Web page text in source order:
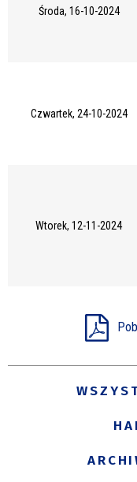
Środa, 16-10-2024
Czwartek, 24-10-2024
Wtorek, 12-11-2024